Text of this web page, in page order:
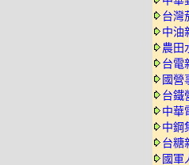
台灣
中油
農田
台電
國營
台鐵
中華
中鋼
台糖
國軍